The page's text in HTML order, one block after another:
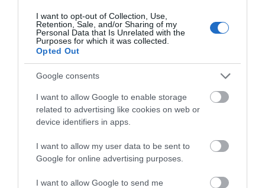
I want to opt-out of Collection, Use,
Retention, Sale, and/or Sharing of my
Personal Data that Is Unrelated with the
Purposes for which it was collected.
Opted Out
Google consents
I want to allow Google to enable storage
related to advertising like cookies on web or
device identifiers in apps.
I want to allow my user data to be sent to
Google for online advertising purposes.
I want to allow Google to send me
Σαν σκηνή από ταινια του ιταλικού νεορεαλισμού (φωτ. Εν Άνδρω).
Με την κουβέντα βράδιασε για τα καλά. Μέσα στο
απόλυτο σκοτάδι οι άνθρωποι που έτρωγαν ατα
ολόασπρα υπόστεγα και στις φωτισμένες καμάρες, η
σημαιοστολισμένη αυλή και τα μικρά παιδιά που
παίζανε, το μισόγιομο φεγγάρι πάνω από την εκκλησιά
δημιουργούσαν κάτι από σκηνικό ταινίας.